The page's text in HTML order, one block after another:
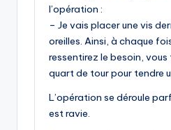
l’opération :
– Je vais placer une vis
oreilles. Ainsi, à chaque
ressentirez le besoin, vous
quart de tour pour tendre
L’opération se déroule
est ravie.